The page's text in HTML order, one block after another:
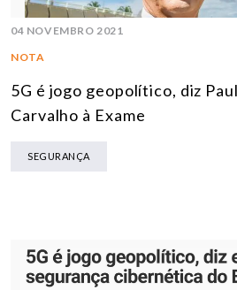
04 NOVEMBRO 2021
NOTA
5G é jogo geopolítico, diz
Carvalho à Exame
SEGURANÇA